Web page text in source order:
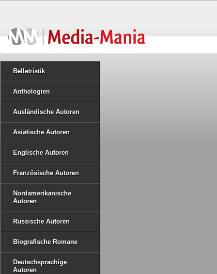
Belletristik
Anthologien
Ausländische Autoren
Asiatische Autoren
Englische Autoren
Französische Autoren
Nordamerikanische
Autoren
Russische Autoren
Biografische Romane
Deutschsprachige
Autoren